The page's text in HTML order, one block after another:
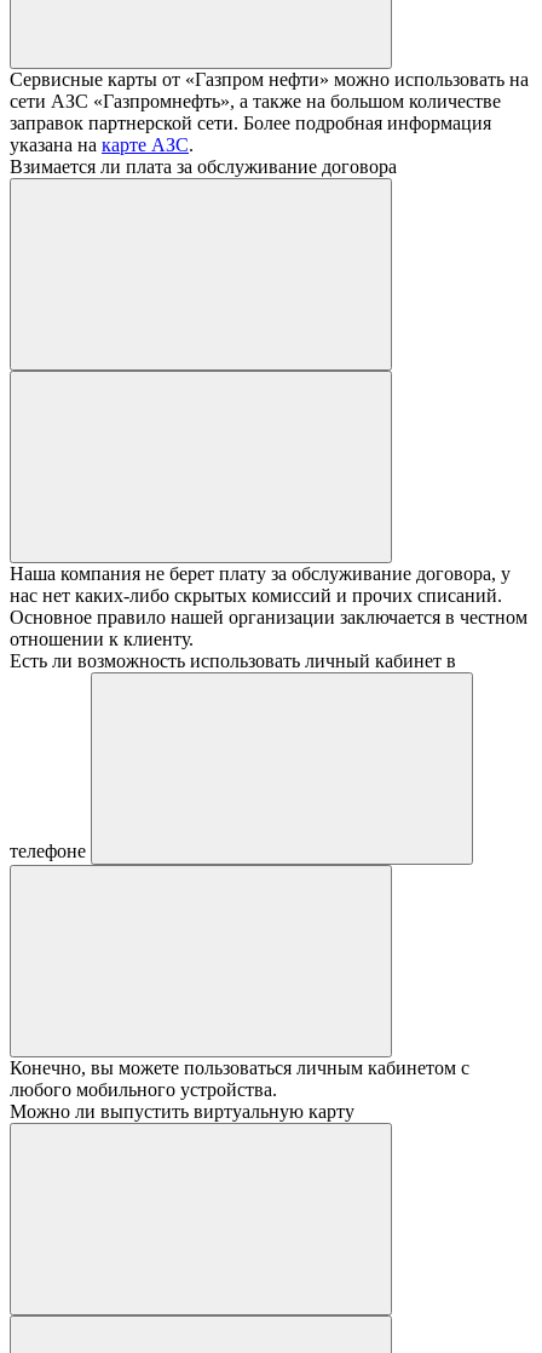
Сервисные карты от «Газпром нефти» можно использовать на
сети АЗС «Газпромнефть», а также на большом количестве
заправок партнерской сети. Более подробная информация
указана на карте АЗС.
Взимается ли плата за обслуживание договора
Наша компания не берет плату за обслуживание договора, у
нас нет каких-либо скрытых комиссий и прочих списаний.
Основное правило нашей организации заключается в честном
отношении к клиенту.
Есть ли возможность использовать личный кабинет в
телефоне
Конечно, вы можете пользоваться личным кабинетом с
любого мобильного устройства.
Можно ли выпустить виртуальную карту